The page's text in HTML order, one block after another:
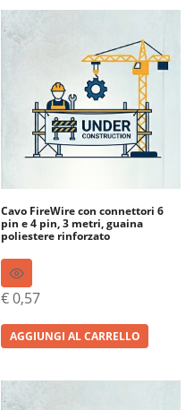
Cavo FireWire con connettori 6
pin e 4 pin, 3 metri, guaina
poliestere rinforzato
€0,57
AGGIUNGI AL CARRELLO